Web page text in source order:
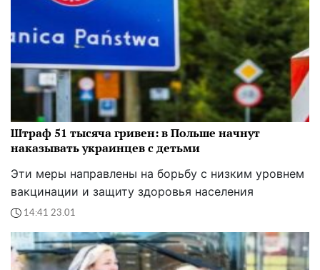
Штраф 51 тысяча гривен: в Польше начнут
наказывать украинцев с детьми
Эти меры направлены на борьбу с низким уровнем
вакцинации и защиту здоровья населения
14:41 23.01